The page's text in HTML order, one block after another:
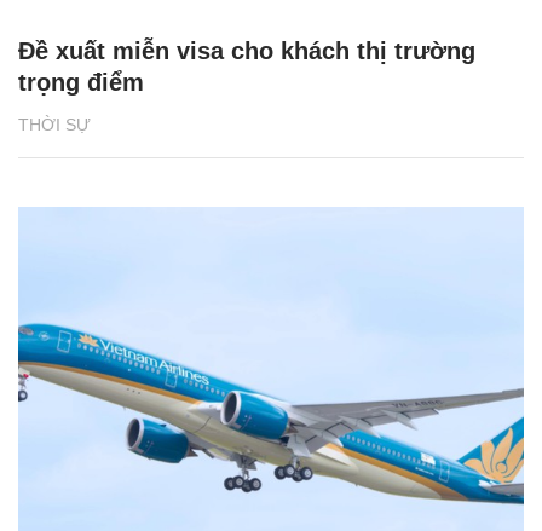
THỜI SỰ
Đề xuất miễn visa cho khách thị trường
trọng điểm